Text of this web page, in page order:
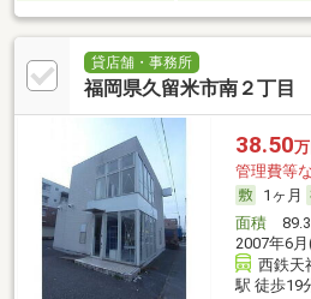
貸店舗・事務所
福岡県久留米市南２丁目
38.50
管理費等
1ヶ月
面積
2007年6
西鉄天
駅 徒歩19